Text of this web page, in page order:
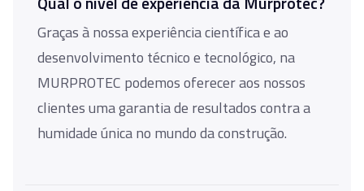
Graças à nossa experiência científica e ao
desenvolvimento técnico e tecnológico, na
MURPROTEC podemos oferecer aos nossos
clientes uma garantia de resultados contra a
humidade única no mundo da construção.